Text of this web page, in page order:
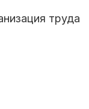
труда